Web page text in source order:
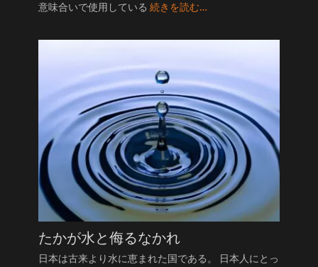
意味合いで使用している 続きを読む…
たかが水と侮るなかれ
日本は古来より水に恵まれた国である。 日本人にとっ